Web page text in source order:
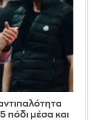
πόδι μέσα και